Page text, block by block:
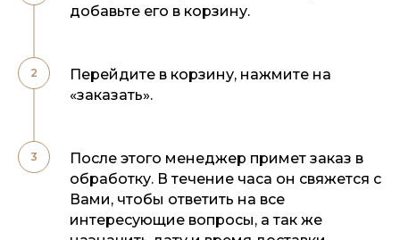
добавьте его в корзину.
Перейдите в корзину, нажмите на
«заказать».
После этого менеджер примет заказ в
обработку. В течение часа он свяжется с
Вами, чтобы ответить на все
интересующие вопросы, а так же